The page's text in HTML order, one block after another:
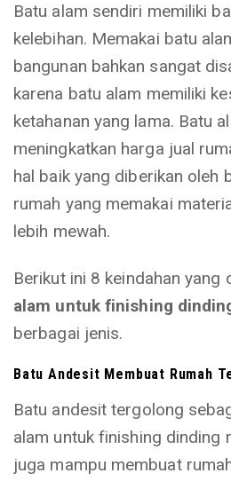
Batu alam sendiri memiliki
kelebihan. Memakai batu
bangunan bahkan sangat
karena batu alam memiliki
ketahanan yang lama. Batu
meningkatkan harga jual
hal baik yang diberikan oleh
rumah yang memakai
lebih mewah.
Berikut ini 8 keindahan yang
alam untuk finishing
berbagai jenis.
Batu Andesit Membuat Rumah
Batu andesit tergolong
alam untuk finishing dinding
juga mampu membuat